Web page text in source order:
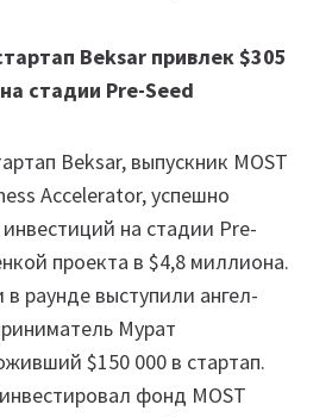
Beksar привлек $305
стадии Pre-Seed
Beksar, выпускник MOST
Accelerator, успешно
на стадии Pre-
проекта в $4,8 миллиона.
раунде выступили ангел-
Мурат
$150 000 в стартап.
фонд MOST